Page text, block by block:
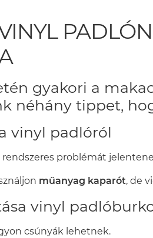
gyakori a
néhány tippet,
vinyl padlóról
problémát
műanyag kaparót, de
vinyl
csúnyák lehetnek.